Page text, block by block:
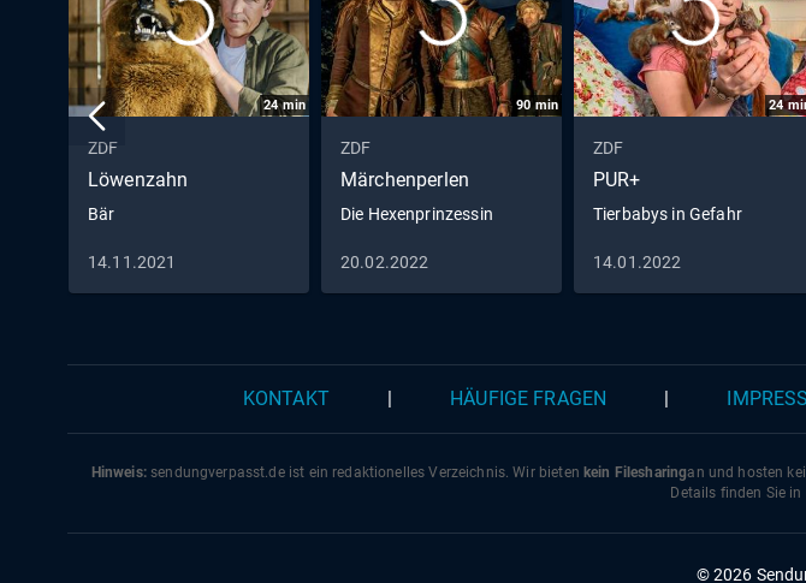
24min
ZDF
Löwenzahn
Bär
14.11.2021
90 min
ZDF
Märchenperlen
Die Hexenprinzessin
20.02.2022
24
ZDF
PUR+
Tierbabys in Gefahr
14.01.2022
KONTAKT HÄUFIGE FRAGEN
Hinweis:sendungverpasst.deist ein redaktionelles Verzeichnis. Wir bieten kein Filesharingan und hosten
Details finden Sie in
© 2026